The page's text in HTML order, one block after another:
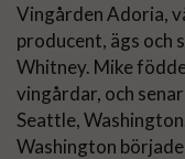
Vingården Adoria,
producent, ägs och
Whitney. Mike
vingårdar, och
Seattle,
Washington